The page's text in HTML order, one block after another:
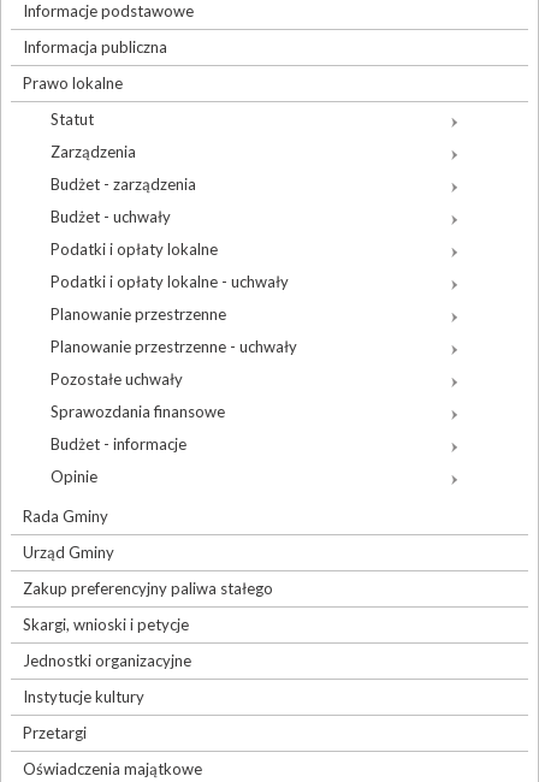
Informacje podstawowe
Informacja publiczna
Prawo lokalne
Statut
Zarządzenia
Budżet - zarządzenia
Budżet - uchwały
Podatki i opłaty lokalne
Podatki i opłaty lokalne - uchwały
Planowanie przestrzenne
Planowanie przestrzenne - uchwały
Pozostałe uchwały
Sprawozdania finansowe
Budżet - informacje
Opinie
Rada Gminy
Urząd Gminy
Zakup preferencyjny paliwa stałego
Skargi, wnioski i petycje
Jednostki organizacyjne
Instytucje kultury
Przetargi
Oświadczenia majątkowe